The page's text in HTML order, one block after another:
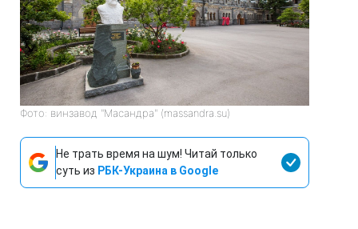
Фото: винзавод "Масандра" (massandra.su)
Не трать время на шум! Читай только
суть из РБК-Украина в Google